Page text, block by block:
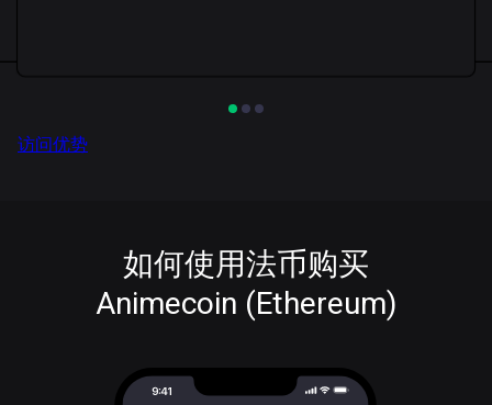
访问优势
如何使用法币购买
Animecoin (Ethereum)